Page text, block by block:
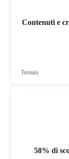
Contenuti e
Termini
58% di